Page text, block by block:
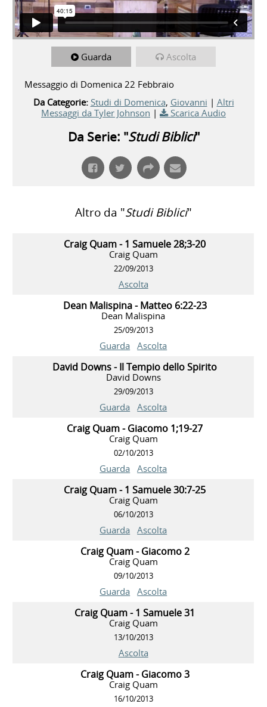
Guarda Ascolta
Messaggio di Domenica 22 Febbraio
Da Categorie: Studi di Domenica, Giovanni | Altri
Messaggi da Tyler Johnson | Scarica Audio
Da Serie: "Studi Biblici"
Altro da "Studi Biblici"
Craig Quam - 1 Samuele 28;3-20
Craig Quam
22/09/2013
Ascolta
Dean Malispina - Matteo 6:22-23
Dean Malispina
25/09/2013
Guarda Ascolta
David Downs - Il Tempio dello Spirito
David Downs
29/09/2013
Guarda Ascolta
Craig Quam - Giacomo 1;19-27
Craig Quam
02/10/2013
Guarda Ascolta
Craig Quam - 1 Samuele 30:7-25
Craig Quam
06/10/2013
Guarda Ascolta
Craig Quam - Giacomo 2
Craig Quam
09/10/2013
Guarda Ascolta
Craig Quam - 1 Samuele 31
Craig Quam
13/10/2013
Ascolta
Craig Quam - Giacomo 3
Craig Quam
16/10/2013